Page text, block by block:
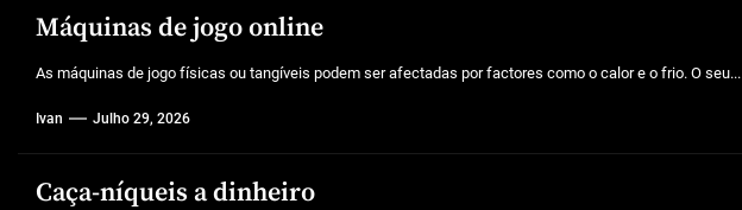
Máquinas de jogo online
As máquinas de jogo físicas ou tangíveis podem ser afectadas por factores como o calor e o frio. O seu...
Ivan Julho 29, 2026
Caça-níqueis a dinheiro